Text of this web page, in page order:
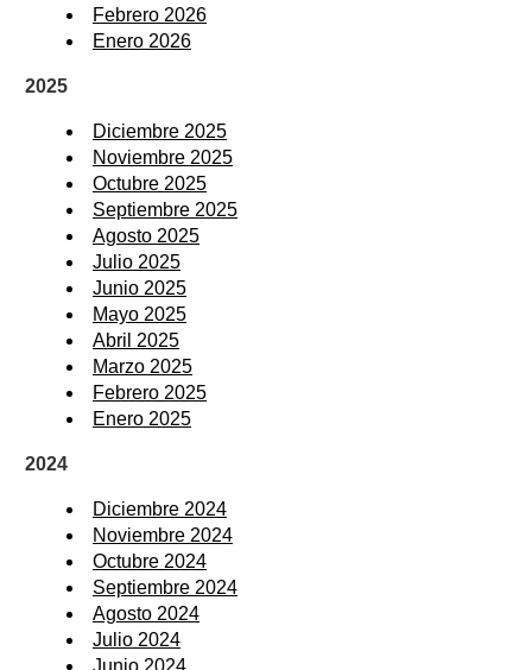
Febrero 2026
Enero 2026
2025
Diciembre 2025
Noviembre 2025
Octubre 2025
Septiembre 2025
Agosto 2025
Julio 2025
Junio 2025
Mayo 2025
Abril 2025
Marzo 2025
Febrero 2025
Enero 2025
2024
Diciembre 2024
Noviembre 2024
Octubre 2024
Septiembre 2024
Agosto 2024
Julio 2024
Junio 2024